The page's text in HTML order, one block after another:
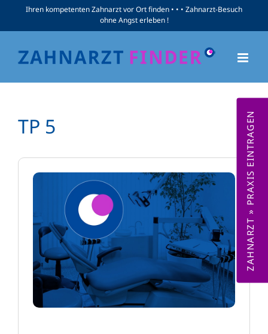
Inhalt
springen
Ihren kompetenten Zahnarzt vor Ort finden • • • Zahnarzt-Besuch
ohne Angst erleben !
TP 5 ZAHNARZT » PRAXIS EINTRAGEN